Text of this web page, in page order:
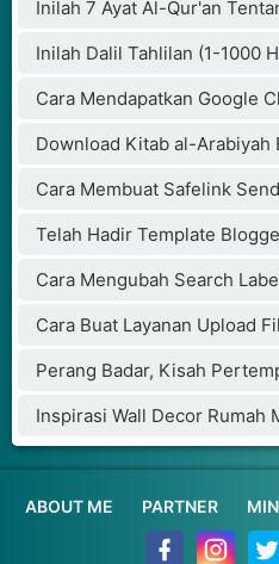
Inilah 7 Ayat Al-Qur'an
Cara Buat Layanan Upload
ABOUT ME PARTNER